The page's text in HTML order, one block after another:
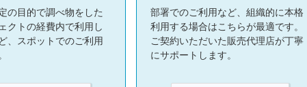
の目的で調べ物をした
クトの経費内で利用し
、スポットでのご利用
部署でのご利用など、組織的に本格
利用する場合はこちらが最適です。
ご契約いただいた販売代理店が丁寧
にサポートします。